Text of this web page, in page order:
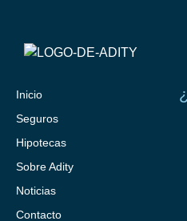
Inicio
Seguros
Hipotecas
Sobre Adity
Noticias
Contacto